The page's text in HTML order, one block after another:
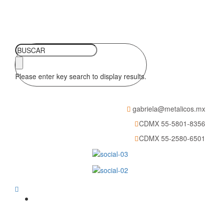
Please enter key search to display results.
gabriela@metalicos.mx
CDMX 55-5801-8356
CDMX 55-2580-6501